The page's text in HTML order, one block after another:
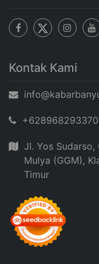
Kontak Kami
Jl. Yos Sudarso,
Mulya (GGM),
Timur